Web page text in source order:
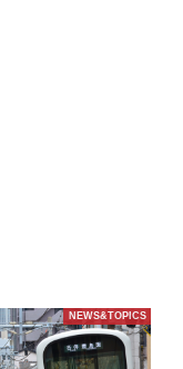
NEWS&TOPICS